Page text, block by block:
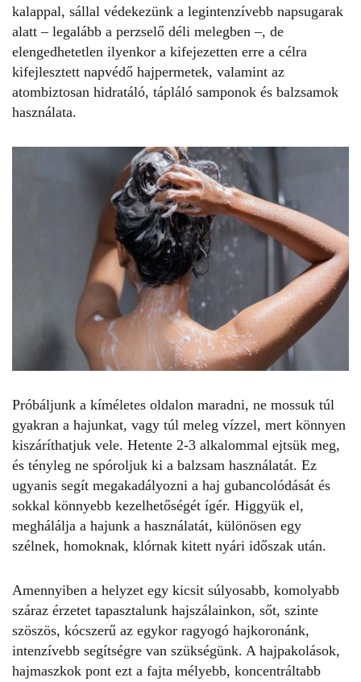
kalappal, sállal védekezünk a legintenzívebb napsugarak
alatt – legalább a perzselő déli melegben –, de
elengedhetetlen ilyenkor a kifejezetten erre a célra
kifejlesztett napvédő hajpermetek, valamint az
atombiztosan hidratáló, tápláló samponok és balzsamok
használata.
Próbáljunk a kíméletes oldalon maradni, ne mossuk túl
gyakran a hajunkat, vagy túl meleg vízzel, mert könnyen
kiszáríthatjuk vele. Hetente 2-3 alkalommal ejtsük meg,
és tényleg ne spóroljuk ki a balzsam használatát. Ez
ugyanis segít megakadályozni a haj gubancolódását és
sokkal könnyebb kezelhetőségét ígér. Higgyük el,
meghálálja a hajunk a használatát, különösen egy
szélnek, homoknak, klórnak kitett nyári időszak után.
Amennyiben a helyzet egy kicsit súlyosabb, komolyabb
száraz érzetet tapasztalunk hajszálainkon, sőt, szinte
szöszös, kócszerű az egykor ragyogó hajkoronánk,
intenzívebb segítségre van szükségünk. A hajpakolások,
hajmaszkok pont ezt a fajta mélyebb, koncentráltabb